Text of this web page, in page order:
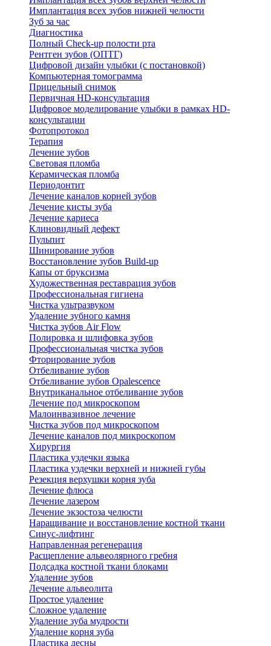
Имплантация всех зубов нижней челюсти
Зуб за час
Диагностика
Полный Check-up полости рта
Рентген зубов (ОПТГ)
Цифровой дизайн улыбки (с постановкой)
Компьютерная томограмма
Прицельный снимок
Первичная HD-консультация
Цифровое моделирование улыбки в рамках HD-
консультации
Фотопротокол
Терапия
Лечение зубов
Световая пломба
Керамическая пломба
Периодонтит
Лечение каналов корней зубов
Лечение кисты зуба
Лечение кариеса
Клиновидный дефект
Пульпит
Шинирование зубов
Восстановление зубов Build-up
Капы от бруксизма
Художественная реставрация зубов
Профессиональная гигиена
Чистка ультразвуком
Удаление зубного камня
Чистка зубов Air Flow
Полировка и шлифовка зубов
Профессиональная чистка зубов
Фторирование зубов
Отбеливание зубов
Отбеливание зубов Opalescence
Внутриканальное отбеливание зубов
Лечение под микроскопом
Малоинвазивное лечение
Чистка зубов под микроскопом
Лечение каналов под микроскопом
Хирургия
Пластика уздечки языка
Пластика уздечки верхней и нижней губы
Резекция верхушки корня зуба
Лечение флюса
Лечение лазером
Лечение экзостоза челюсти
Наращивание и восстановление костной ткани
Синус-лифтинг
Направленная регенерация
Расщепление альвеолярного гребня
Подсадка костной ткани блоками
Удаление зубов
Лечение альвеолита
Простое удаление
Сложное удаление
Удаление зуба мудрости
Удаление корня зуба
Пластика десны